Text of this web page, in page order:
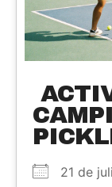
21 de